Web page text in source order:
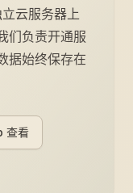
云服务器上
负责开通服
据始终保存在
查看